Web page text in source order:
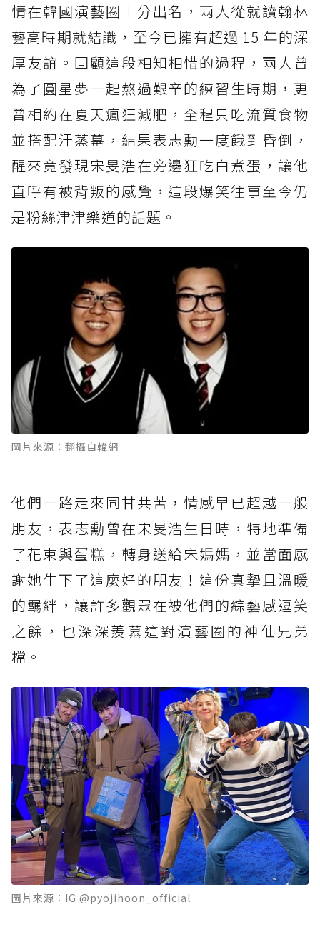
情在韓國演藝圈十分出名，兩人從就讀翰林
藝高時期就結識，至今已擁有超過 15 年的深
厚友誼。回顧這段相知相惜的過程，兩人曾
為了圓星夢一起熬過艱辛的練習生時期，更
曾相約在夏天瘋狂減肥，全程只吃流質食物
並搭配汗蒸幕，結果表志勳一度餓到昏倒，
醒來竟發現宋旻浩在旁邊狂吃白煮蛋，讓他
直呼有被背叛的感覺，這段爆笑往事至今仍
是粉絲津津樂道的話題。
圖片來源：翻攝自韓網
他們一路走來同甘共苦，情感早已超越一般
朋友，表志勳曾在宋旻浩生日時，特地準備
了花束與蛋糕，轉身送給宋媽媽，並當面感
謝她生下了這麼好的朋友！這份真摯且溫暖
的羈絆，讓許多觀眾在被他們的綜藝感逗笑
之餘，也深深羨慕這對演藝圈的神仙兄弟
檔。
圖片來源：IG @pyojihoon_official